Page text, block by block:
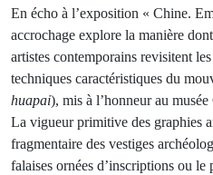
En écho à l’exposition « Chine.
accrochage explore la manière
artistes contemporains revisitent
techniques caractéristiques du
huapai), mis à l’honneur au
La vigueur primitive des graphies
fragmentaire des vestiges
falaises ornées d’inscriptions ou